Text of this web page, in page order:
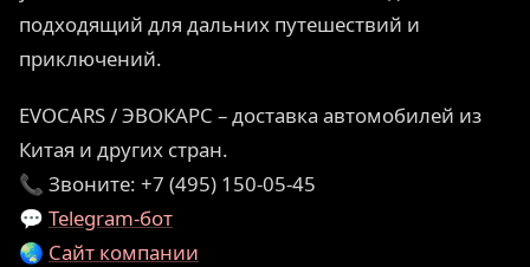
подходящий для дальних путешествий и
приключений.
EVOCARS / ЭВОКАРС – доставка автомобилей из
Китая и других стран.
📞 Звоните: +7 (495) 150-05-45
💬 Telegram-бот
🌏 Сайт компании